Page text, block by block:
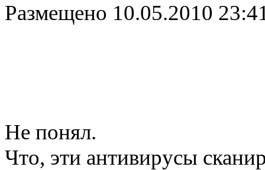
Размещено 10.05.2010
Не понял.
Что, эти антивирусы